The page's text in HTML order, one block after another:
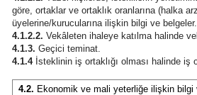
göre, ortaklar ve ortaklık oranlarına (halka
üyelerine/kurucularına ilişkin bilgi ve belgeler.
4.1.2.2. Vekâleten ihaleye katılma halinde
4.1.3. Geçici teminat.
4.1.4İsteklinin iş ortaklığı olması halinde iş
4.2. Ekonomik ve mali yeterliğe ilişkin bilgi